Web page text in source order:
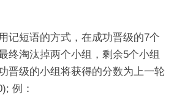
短语的方式，在成功晋级的7个
终淘汰掉两个小组，剩余5个小组
晋级的小组将获得的分数为上一轮
例：